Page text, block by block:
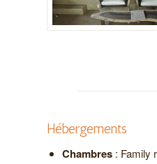
Hébergements
Chambres : Family